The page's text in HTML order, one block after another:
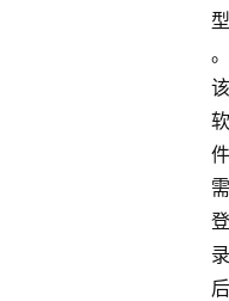
型
。
该
软
件
需
登
录
后